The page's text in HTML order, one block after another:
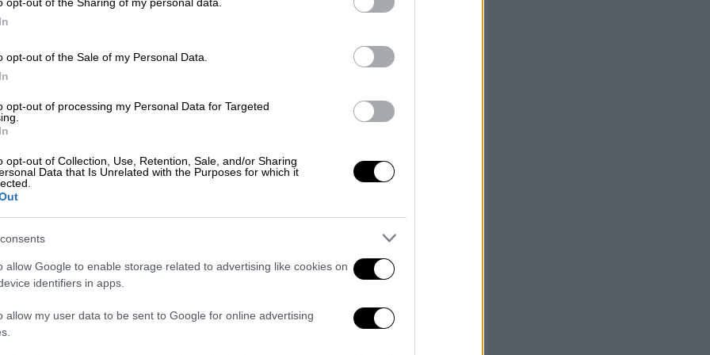
opt-out of the Sale of my Personal Data.
opt-out of processing my Personal Data for Targeted
opt-out of Collection, Use, Retention, Sale, and/or Sharing
Data that Is Unrelated with the Purposes for which it
allow Google to enable storage related to advertising like cookies on
identifiers in apps.
allow my user data to be sent to Google for online advertising
Bruno Mars on Grammy-winning hit
pic.twitter.com/gI8dsxUEYq
17, 2024
και για την «Καλύτερη Σόλο Ποπ
της Μπίλι Άιλις.
πραγματικά ελπίζω ότι δεν αλλάζει
», είπε η Σάιρους παραλαμβάνοντας το
ένα Grammy, αλλά όλοι σε αυτόν τον
μην νομίζετε ότι αυτό είναι